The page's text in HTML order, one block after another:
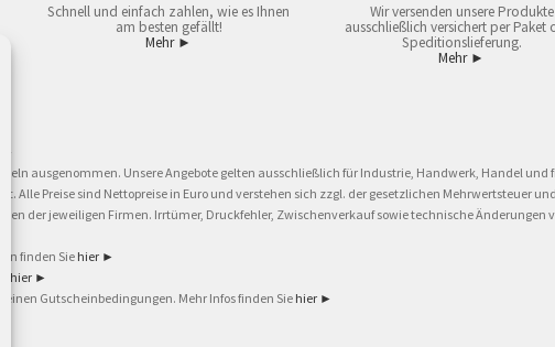
Schnell und einfach zahlen, wie es Ihnen
am besten gefällt!
Mehr ►
Wir versenden unsere Produkte
ausschließlich versichert per Paket
Speditionslieferung.
Mehr ►
ausgenommen. Unsere Angebote gelten ausschließlich für Industrie, Handwerk, Handel
Alle Preise sind Nettopreise in Euro und verstehen sich zzgl. der gesetzlichen Mehrwertsteuer
der jeweiligen Firmen. Irrtümer, Druckfehler, Zwischenverkauf sowie technische Änderungen
finden Sie hier ►
hier ►
Gutscheinbedingungen. Mehr Infos finden Sie hier ►